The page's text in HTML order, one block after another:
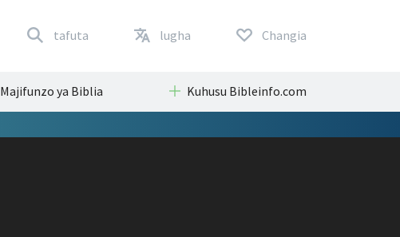
tafuta lugha Changia
Majifunzo ya Biblia Kuhusu Bibleinfo.com